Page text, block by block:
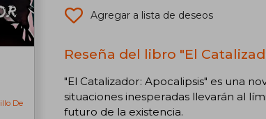
De
Agregar a lista de deseos
Reseña del libro "El
"El Catalizador: Apocalipsis" es una
situaciones inesperadas llevarán al
futuro de la existencia.